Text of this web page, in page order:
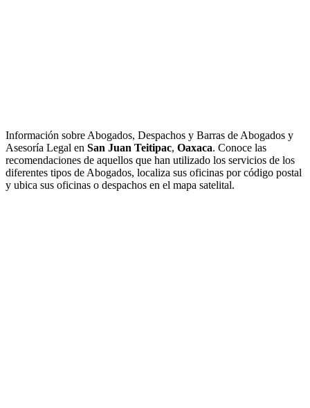
Información sobre Abogados, Despachos y Barras de Abogados y
Asesoría Legal en San Juan Teitipac, Oaxaca. Conoce las
recomendaciones de aquellos que han utilizado los servicios de los
diferentes tipos de Abogados, localiza sus oficinas por código postal
y ubica sus oficinas o despachos en el mapa satelital.